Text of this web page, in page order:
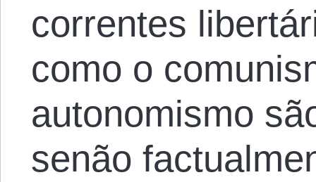
correntes
como o
autonomismo
senão